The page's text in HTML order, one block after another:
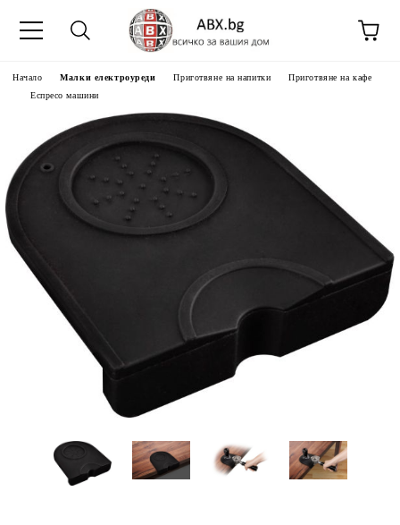
Начало Малки електроуреди Приготвяне на напитки
Приготвяне на кафе
Еспресо машини